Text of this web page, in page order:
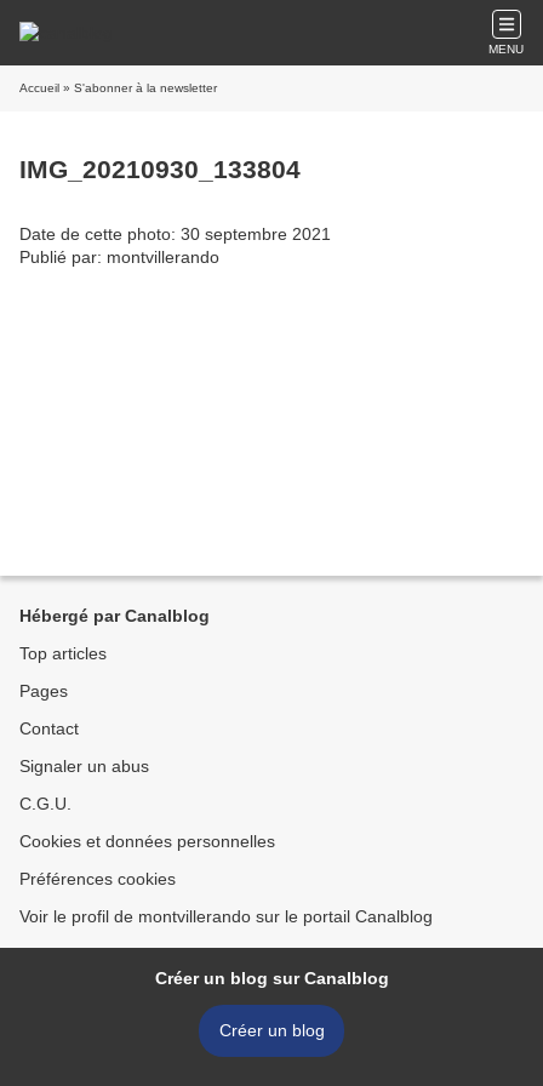
MENU
Accueil » S'abonner à la newsletter
IMG_20210930_133804
Date de cette photo: 30 septembre 2021
Publié par: montvillerando
Hébergé par Canalblog
Top articles
Pages
Contact
Signaler un abus
C.G.U.
Cookies et données personnelles
Préférences cookies
Voir le profil de montvillerando sur le portail Canalblog
Créer un blog sur Canalblog
Créer un blog